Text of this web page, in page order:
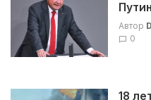
Автор
0
18